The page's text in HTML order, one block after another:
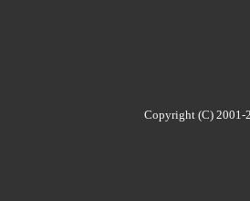
Copyright (C) 2001-